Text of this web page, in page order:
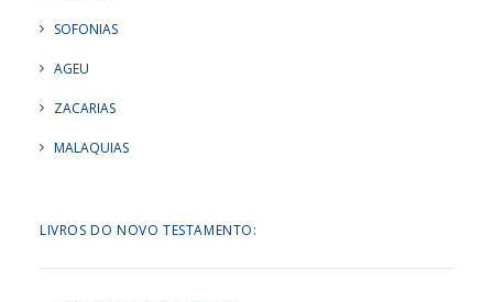
SOFONIAS
AGEU
ZACARIAS
MALAQUIAS
LIVROS DO NOVO TESTAMENTO: